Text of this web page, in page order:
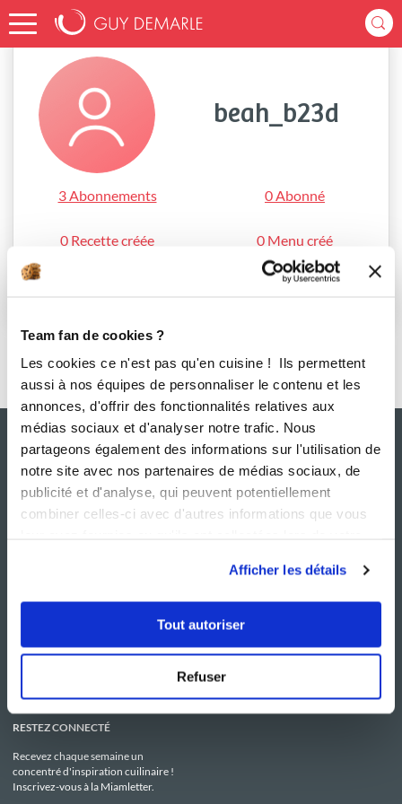
Team fan de cookies ?
Les cookies ce n'est pas qu'en cuisine ! Ils permettent
aussi à nos équipes de personnaliser le contenu et les
annonces, d'offrir des fonctionnalités relatives aux
médias sociaux et d'analyser notre trafic. Nous
partageons également des informations sur l'utilisation de
notre site avec nos partenaires de médias sociaux, de
publicité et d'analyse, qui peuvent potentiellement
combiner celles-ci avec d'autres informations que vous
Afficher les détails
Tout autoriser
Refuser
Accueil beah_b23d
beah_b23d
3 Abonnements 0 Abonné
0 Recette créée 0 Menu créé
Le Mag'
Boutique
C.G.U
Politique de confidentialité
Utilisation des Cookies
RESTEZ CONNECTÉ
Recevez chaque semaine un
concentré d'inspiration cuilinaire !
Inscrivez-vous à la Miamletter.